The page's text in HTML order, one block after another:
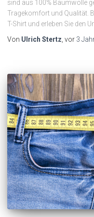
sind aus 100% Baumwolle
Tragekomfort und Qualität.
T-Shirt und erleben Sie den
Von Ulrich Stertz, vor 3